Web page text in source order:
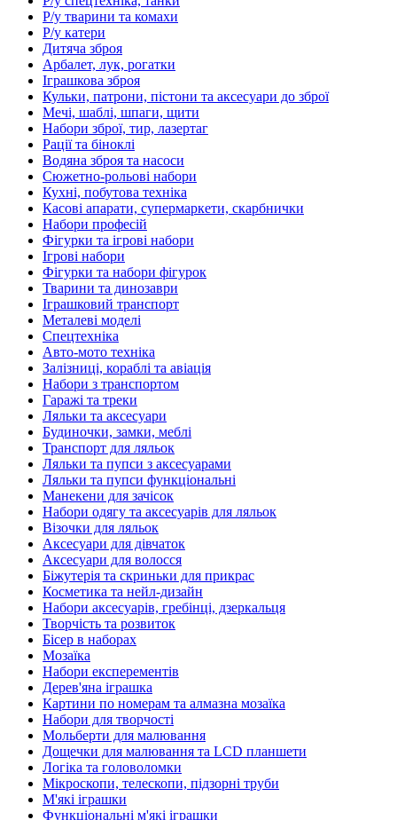
Р/у тварини та комахи
Р/у катери
Дитяча зброя
Арбалет, лук, рогатки
Іграшкова зброя
Кульки, патрони, пістони та аксесуари до зброї
Мечі, шаблі, шпаги, щити
Набори зброї, тир, лазертаг
Рації та біноклі
Водяна зброя та насоси
Сюжетно-рольові набори
Кухні, побутова техніка
Касові апарати, супермаркети, скарбнички
Набори професій
Фігурки та ігрові набори
Ігрові набори
Фігурки та набори фігурок
Тварини та динозаври
Іграшковий транспорт
Металеві моделі
Спецтехніка
Авто-мото техніка
Залізниці, кораблі та авіація
Набори з транспортом
Гаражі та треки
Ляльки та аксесуари
Будиночки, замки, меблі
Транспорт для ляльок
Ляльки та пупси з аксесуарами
Ляльки та пупси функціональні
Манекени для зачісок
Набори одягу та аксесуарів для ляльок
Візочки для ляльок
Аксесуари для дівчаток
Аксесуари для волосся
Біжутерія та скриньки для прикрас
Косметика та нейл-дизайн
Набори аксесуарів, гребінці, дзеркальця
Творчість та розвиток
Бісер в наборах
Мозаїка
Набори експерементів
Дерев'яна іграшка
Картини по номерам та алмазна мозаїка
Набори для творчості
Мольберти для малювання
Дощечки для малювання та LCD планшети
Логіка та головоломки
Мікроскопи, телескопи, підзорні труби
М'які іграшки
Функціональні м'які іграшки